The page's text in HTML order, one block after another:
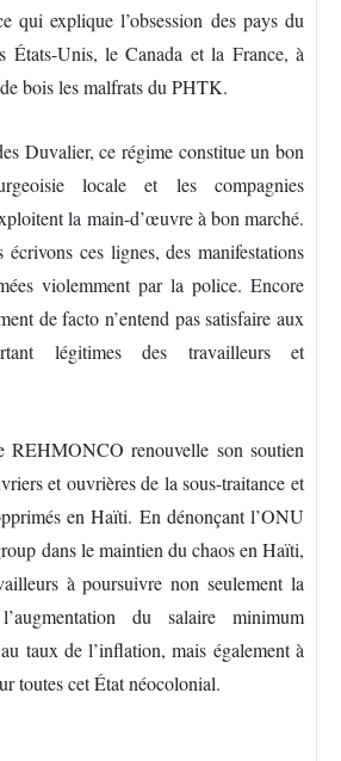
qui explique l’obsession des pays du
États-Unis, le Canada et la France, à
bois les malfrats du PHTK.
Duvalier, ce régime constitue un bon
locale et les compagnies
la main-d’œuvre à bon marché.
ces lignes, des manifestations
violemment par la police. Encore
de facto n’entend pas satisfaire aux
légitimes des travailleurs et
REHMONCO renouvelle son soutien
et ouvrières de la sous-traitance et
en Haïti. En dénonçant l’ONU
dans le maintien du chaos en Haïti,
à poursuivre non seulement la
du salaire minimum
taux de l’inflation, mais également à
toutes cet État néocolonial.